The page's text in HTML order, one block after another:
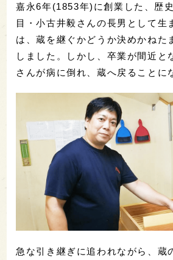
嘉永6年(1853年)に創業した、歴
目・小古井毅さんの長男として生
は、蔵を継ぐかどうか決めかねた
しました。しかし、卒業が間近と
さんが病に倒れ、蔵へ戻ることに
急な引き継ぎに追われながら、蔵